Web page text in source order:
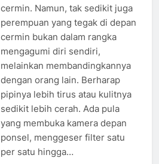
cermin. Namun, tak sedikit juga
perempuan yang tegak di depan
cermin bukan dalam rangka
mengagumi diri sendiri,
melainkan membandingkannya
dengan orang lain. Berharap
pipinya lebih tirus atau kulitnya
sedikit lebih cerah. Ada pula
yang membuka kamera depan
ponsel, menggeser filter satu
per satu hingga…